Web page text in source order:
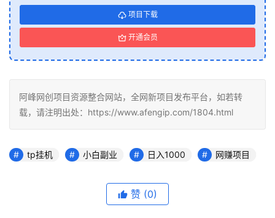
项目下载
开通会员
阿峰网创项目资源整合网站，全网新项目发布平台，如若转
载，请注明出处：https://www.afengip.com/1804.html
tp挂机 小白副业 日入1000 网赚项目
赞 (0)